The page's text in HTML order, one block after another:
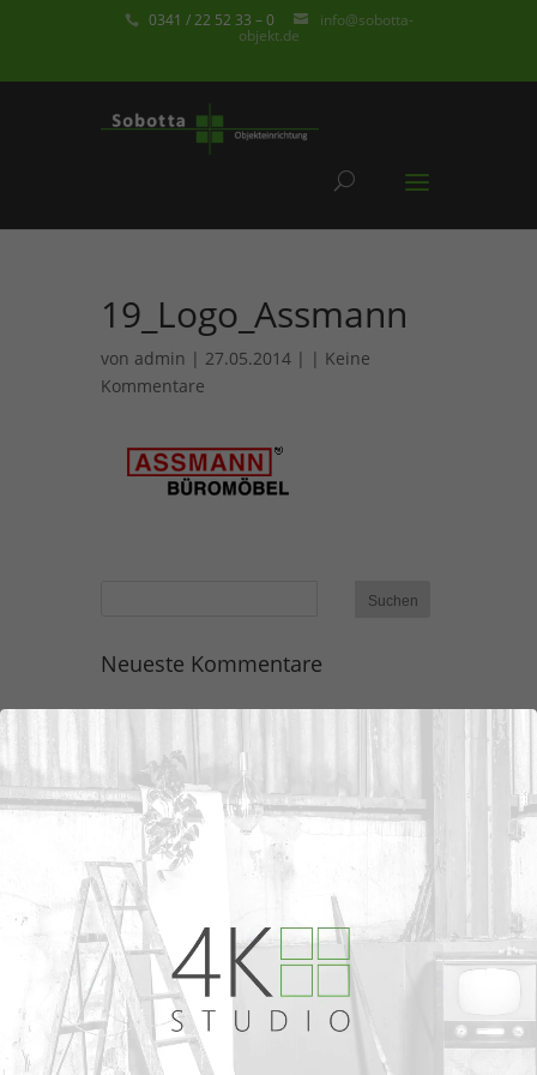
0341 / 22 52 33 – 0 info@sobotta-
objekt.de
19_Logo_Assmann
von admin | 27.05.2014 | | Keine
Kommentare
Neueste Kommentare
Kategorien
Keine Kategorien
Meta
Anmelden
Eintrags-Feed
Kommentar-Feed
WordPress.org